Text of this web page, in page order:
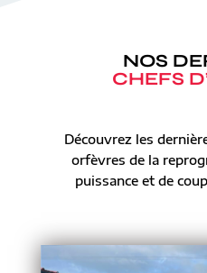
NOS
CHEFS
Découvrez les
orfèvres de la
puissance et de